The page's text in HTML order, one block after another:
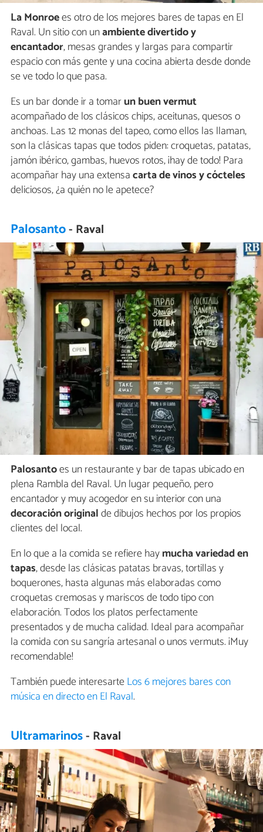
La Monroees otro de los mejores bares de tapas en El
Raval. Un sitio con unambiente divertido y
encantador, mesas grandes y largas para compartir
espacio con más gente y una cocina abierta desde donde
se ve todo lo que pasa.
Es un bar donde ir a tomarun buen vermut
acompañado de los clásicos chips, aceitunas, quesos o
anchoas. Las 12 monas del tapeo, como ellos las llaman,
son la clásicas tapas que todos piden: croquetas, patatas,
jamón ibérico, gambas, huevos rotos, ¡hay de todo! Para
acompañar hay una extensacarta de vinos y cócteles
deliciosos, ¿a quién no le apetece?
Palosanto- Raval
Palosantoes un restaurante y bar de tapas ubicado en
plena Rambla del Raval. Un lugar pequeño, pero
encantador y muy acogedor en su interior con una
decoración originalde dibujos hechos por los propios
clientes del local.
En lo que a la comida se refiere haymucha variedad en
tapas, desde las clásicas patatas bravas, tortillas y
boquerones, hasta algunas más elaboradas como
croquetas cremosas y mariscos de todo tipo con
elaboración. Todos los platos perfectamente
presentados y de mucha calidad. Ideal para acompañar
la comida con su sangría artesanal o unos vermuts. ¡Muy
recomendable!
También puede interesarteLos 6 mejores bares con
música en directo en El Raval.
Ultramarinos- Raval